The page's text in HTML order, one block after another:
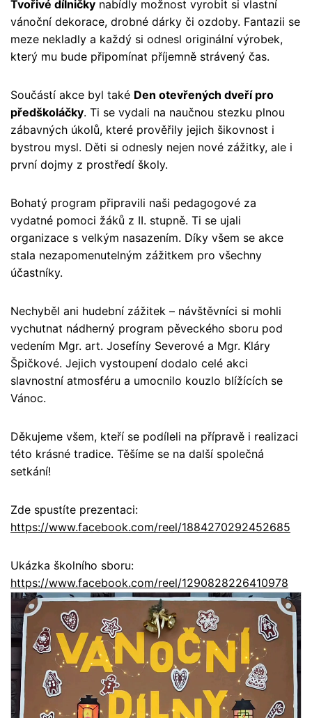
Tvořivé dílničky nabídly možnost vyrobit si vlastní
vánoční dekorace, drobné dárky či ozdoby. Fantazii se
meze nekladly a každý si odnesl originální výrobek,
který mu bude připomínat příjemně strávený čas.
Součástí akce byl také Den otevřených dveří pro
předškoláčky. Ti se vydali na naučnou stezku plnou
zábavných úkolů, které prověřily jejich šikovnost i
bystrou mysl. Děti si odnesly nejen nové zážitky, ale i
první dojmy z prostředí školy.
Bohatý program připravili naši pedagogové za
vydatné pomoci žáků z II. stupně. Ti se ujali
organizace s velkým nasazením. Díky všem se akce
stala nezapomenutelným zážitkem pro všechny
účastníky.
Nechyběl ani hudební zážitek – návštěvníci si mohli
vychutnat nádherný program pěveckého sboru pod
vedením Mgr. art. Josefíny Severové a Mgr. Kláry
Špičkové. Jejich vystoupení dodalo celé akci
slavnostní atmosféru a umocnilo kouzlo blížících se
Vánoc.
Děkujeme všem, kteří se podíleli na přípravě i realizaci
této krásné tradice. Těšíme se na další společná
setkání!
Zde spustíte prezentaci:
https://www.facebook.com/reel/1884270292452685
Ukázka školního sboru:
https://www.facebook.com/reel/1290828226410978